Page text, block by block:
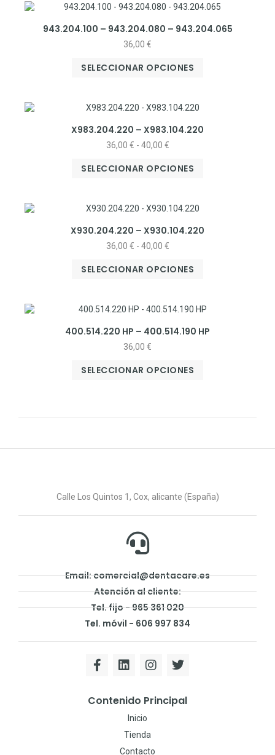
943.204.100 – 943.204.080 – 943.204.065
36,00 €
SELECCIONAR OPCIONES
X983.204.220 – X983.104.220
36,00 € - 40,00 €
SELECCIONAR OPCIONES
X930.204.220 – X930.104.220
36,00 € - 40,00 €
SELECCIONAR OPCIONES
400.514.220 HP – 400.514.190 HP
36,00 €
SELECCIONAR OPCIONES
Calle Los Quintos 1, Cox, alicante (España)
Email: comercial@dentacare.es
Atención al cliente:
Tel. fijo - 965 361 020
Tel. móvil - 606 997 834
Contenido Principal
Inicio
Tienda
Contacto